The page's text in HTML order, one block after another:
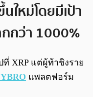
ใหม่โดยมีเป้า
กว่า 1000%
XRP แต่ผู้ท้าชิงราย
แพลตฟอร์ม